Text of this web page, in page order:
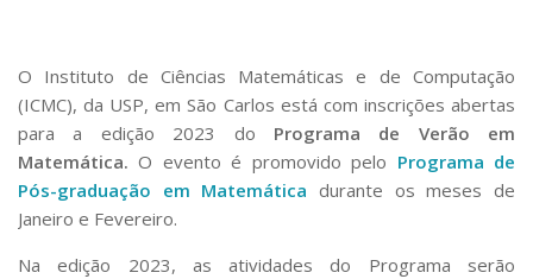
Apoio ao Estudante
Segurança, Trânsito e Prevenção
RH, Administrativo e Financeiro
Outros serviços
Comunicação
Assessorias e Mídias
Jornal da USP
O Instituto de Ciências Matemáticas e de Computação
(ICMC), da USP, em São Carlos está com inscrições abertas
para a edição 2023 do Programa de Verão em
Matemática. O evento é promovido pelo Programa de
Pós-graduação em Matemática durante os meses de
Janeiro e Fevereiro.
Na edição 2023, as atividades do Programa serão